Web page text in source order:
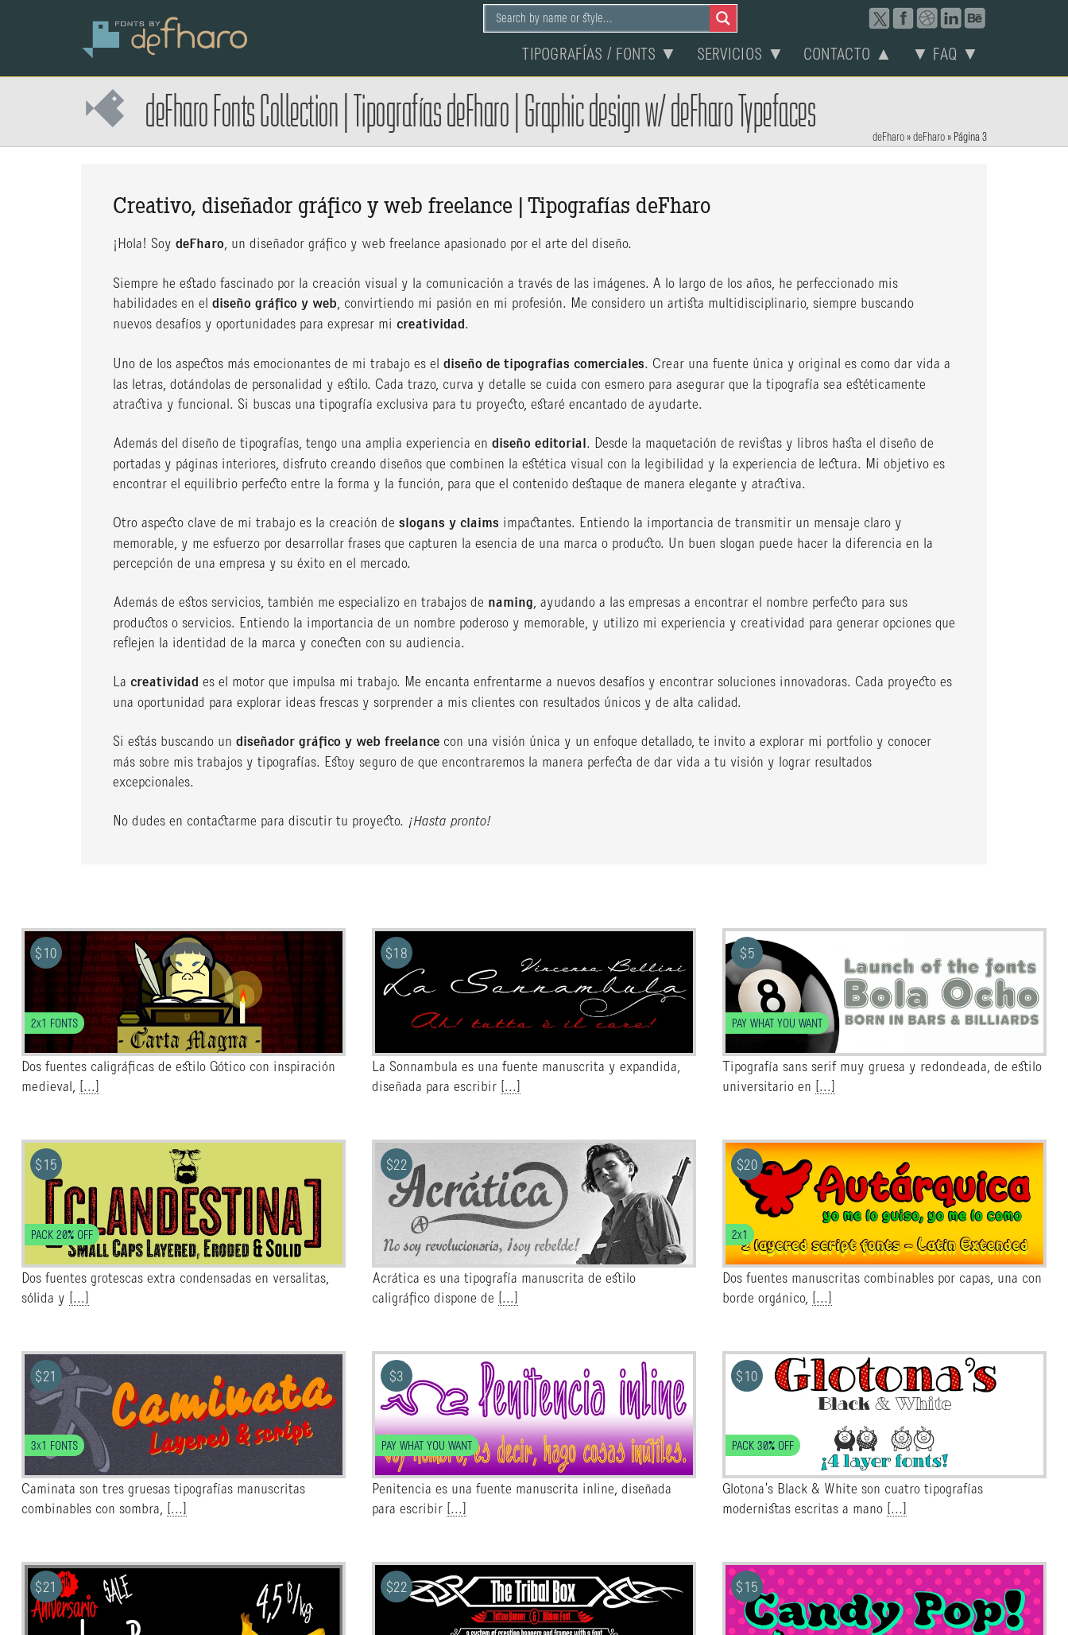
TIPOGRAFÍAS / FONTS ▼ SERVICIOS ▼ CONTACTO ▲ ▼ FAQ ▼
deFharo Fonts Collection Tipografías deFharo Graphic design w/ deFharo Typefaces
deFharo » deFharo » Página 3
Creativo, diseñador gráfico y web freelance | Tipografías deFharo
¡Hola! Soy deFharo , un diseñador gráfico y web freelance apasionado por el arte del diseño.
Siempre he estado fascinado por la creación visual y la comunicación a través de las imágenes. A lo largo de los años, he perfeccionado mis
habilidades en el diseño gráfico y web , convirtiendo mi pasión en mi profesión. Me considero un artista multidisciplinario, siempre buscando
nuevos desafíos y oportunidades para expresar mi creatividad.
Uno de los aspectos más emocionantes de mi trabajo es el diseño de tipografías comerciales. Crear una fuente única y original es como dar vida a
las letras, dotándolas de personalidad y estilo. Cada trazo, curva y detalle se cuida con esmero para asegurar que la tipografía sea estéticamente
atractiva y funcional. Si buscas una tipografía exclusiva para tu proyecto, estaré encantado de ayudarte.
Además del diseño de tipografías, tengo una amplia experiencia en diseño editorial. Desde la maquetación de revistas y libros hasta el diseño de
portadas y páginas interiores, disfruto creando diseños que combinen la estética visual con la legibilidad y la experiencia de lectura. Mi objetivo es
encontrar el equilibrio perfecto entre la forma y la función, para que el contenido destaque de manera elegante y atractiva.
Otro aspecto clave de mi trabajo es la creación de slogans y claims impactantes. Entiendo la importancia de transmitir un mensaje claro y
memorable, y me esfuerzo por desarrollar frases que capturen la esencia de una marca o producto. Un buen slogan puede hacer la diferencia en la
percepción de una empresa y su éxito en el mercado.
Además de estos servicios, también me especializo en trabajos de naming , ayudando a las empresas a encontrar el nombre perfecto para sus
productos o servicios. Entiendo la importancia de un nombre poderoso y memorable, y utilizo mi experiencia y creatividad para generar opciones que
reflejen la identidad de la marca y conecten con su audiencia.
La creatividad es el motor que impulsa mi trabajo. Me encanta enfrentarme a nuevos desafíos y encontrar soluciones innovadoras. Cada proyecto es
una oportunidad para explorar ideas frescas y sorprender a mis clientes con resultados únicos y de alta calidad.
Si estás buscando un diseñador gráfico y web freelance con una visión única y un enfoque detallado, te invito a explorar mi portfolio y conocer
más sobre mis trabajos y tipografías. Estoy seguro de que encontraremos la manera perfecta de dar vida a tu visión y lograr resultados
excepcionales.
No dudes en contactarme para discutir tu proyecto. ¡Hasta pronto!
$10
2x1 FONTS
Dos fuentes caligráficas de estilo Gótico con inspiración
medieval,
[...]
$18
La Sonnambula es una fuente manuscrita y expandida,
diseñada para escribir
[...]
$5
PAY WHAT YOU WANT
Tipografía sans serif muy gruesa y redondeada, de estilo
universitario en
[...]
$15
PACK 20% OFF
Dos fuentes grotescas extra condensadas en versalitas,
sólida y
[...]
$22
Acrática es una tipografía manuscrita de estilo
caligráfico dispone de
[...]
$20
2x1
Dos fuentes manuscritas combinables por capas, una con
borde orgánico,
[...]
$21
3x1 FONTS
Caminata son tres gruesas tipografías manuscritas
combinables con sombra,
[...]
$3
PAY WHAT YOU WANT
Penitencia es una fuente manuscrita inline, diseñada
para escribir
[...]
$10
PACK 30% OFF
Glotona's Black & White son cuatro tipografías
modernistas escritas a mano
[...]
$21 $22 $15